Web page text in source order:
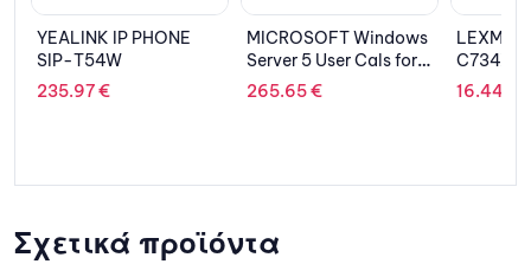
MICROSOFT Windows
Server 5 User Cals for
2019, DSP
265.65
LEXMARK Waste Box
C734X77
16.44
Σχετικά προϊόντα